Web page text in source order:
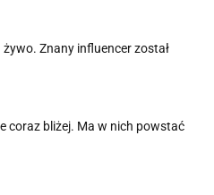
Znany influencer został
coraz bliżej. Ma w nich powstać